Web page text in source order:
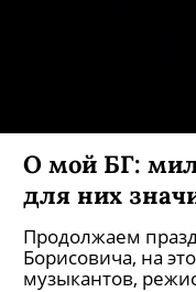
О мой БГ:
для них
Продолжаем
Борисовича, на
музыкантов,